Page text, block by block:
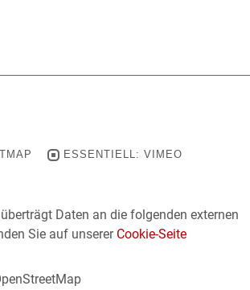
ESSENTIELL: VIMEO
Daten an die folgenden externen
Sie auf unserer Cookie-Seite